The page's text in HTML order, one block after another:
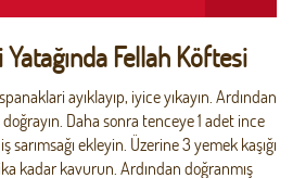
Fellah Köftesi
ayıklayıp, iyice yıkayın. Ardından
doğrayın. Daha sonra tenceye 1 adet ince
sarımsağı ekleyin. Üzerine 3 yemek kaşığı
kadar kavurun. Ardından doğranmış